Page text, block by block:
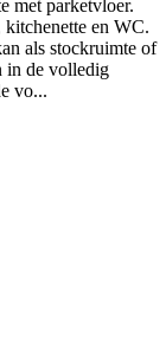
met parketvloer.
kitchenette en WC.
als stockruimte of
in de volledig
vo...